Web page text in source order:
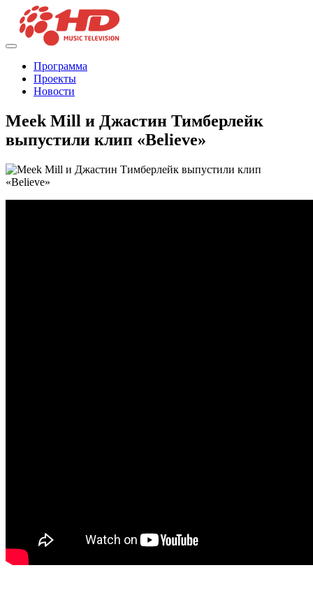
Программа
Проекты
Новости
Meek Mill и Джастин Тимберлейк
выпустили клип «Believe»